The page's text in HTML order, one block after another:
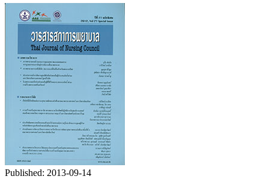
Published: 2013-09-14